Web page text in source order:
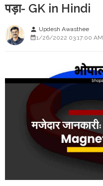
पड़ा- GK in Hindi
person Updesh Awasthee
1/26/2022 03:17:00 AM